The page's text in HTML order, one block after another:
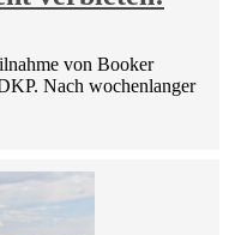
von Booker
Nach wochenlanger